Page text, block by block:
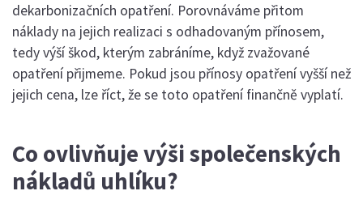
dekarbonizačních opatření. Porovnáváme přitom
náklady na jejich realizaci s odhadovaným přínosem,
tedy výší škod, kterým zabráníme, když zvažované
opatření přijmeme. Pokud jsou přínosy opatření vyšší než
jejich cena, lze říct, že se toto opatření finančně vyplatí.
Co ovlivňuje výši společenských
nákladů uhlíku?